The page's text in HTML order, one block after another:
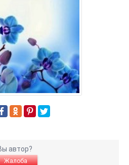
автор?
Жалоба